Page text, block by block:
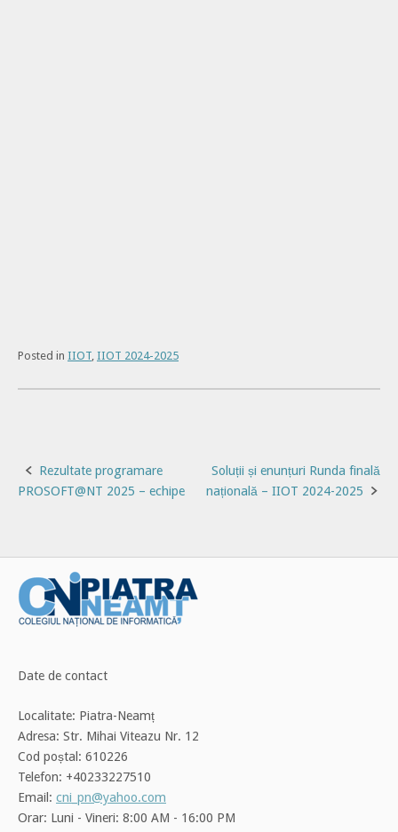
Posted in IIOT, IIOT 2024-2025
Post
Rezultate programare
PROSOFT@NT 2025 – echipe
Soluții și enunțuri Runda finală
națională – IIOT 2024-2025
Date de contact
Localitate: Piatra-Neamț
Adresa: Str. Mihai Viteazu Nr. 12
Cod poștal: 610226
Telefon: +40233227510
Email: cni_pn@yahoo.com
Orar: Luni - Vineri: 8:00 AM - 16:00 PM